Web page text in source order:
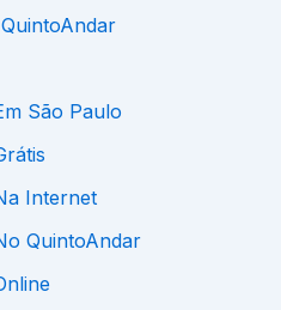
São Paulo
Internet
QuintoAndar